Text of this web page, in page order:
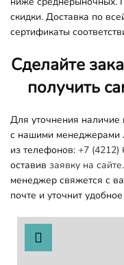
скидки. Доставка по
сертификаты
Сделайте
получить
Для уточнения наличие
с нашими менеджерами
из телефонов: +7
оставив заявку на сайте.
менеджер свяжется с
почте и уточнит